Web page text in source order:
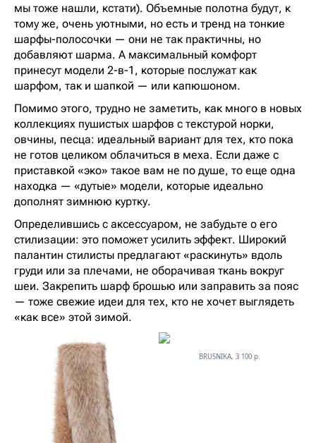
мы тоже нашли, кстати). Объемные полотна будут, к
тому же, очень уютными, но есть и тренд на тонкие
шарфы-полосочки — они не так практичны, но
добавляют шарма. А максимальный комфорт
принесут модели 2-в-1, которые послужат как
шарфом, так и шапкой — или капюшоном.
Помимо этого, трудно не заметить, как много в новых
коллекциях пушистых шарфов с текстурой норки,
овчины, песца: идеальный вариант для тех, кто пока
не готов целиком облачиться в меха. Если даже с
приставкой «эко» такое вам не по душе, то еще одна
находка — «дутые» модели, которые идеально
дополнят зимнюю куртку.
Определившись с аксессуаром, не забудьте о его
стилизации: это поможет усилить эффект. Широкий
палантин стилисты предлагают «раскинуть» вдоль
груди или за плечами, не оборачивая ткань вокруг
шеи. Закрепить шарф брошью или заправить за пояс
— тоже свежие идеи для тех, кто не хочет выглядеть
«как все» этой зимой.
BRUSNIKA, 3 100 р.